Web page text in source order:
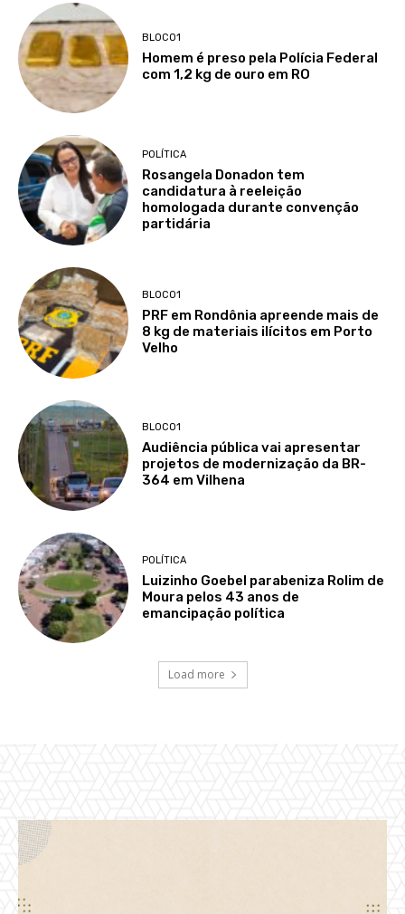
BLOCO1
Homem é preso pela Polícia Federal
com 1,2 kg de ouro em RO
POLÍTICA
Rosangela Donadon tem
candidatura à reeleição
homologada durante convenção
partidária
BLOCO1
PRF em Rondônia apreende mais de
8 kg de materiais ilícitos em Porto
Velho
BLOCO1
Audiência pública vai apresentar
projetos de modernização da BR-
364 em Vilhena
POLÍTICA
Luizinho Goebel parabeniza Rolim de
Moura pelos 43 anos de
emancipação política
Load more